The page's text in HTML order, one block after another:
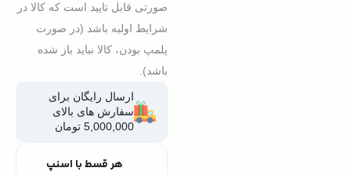
صورتی قابل تایید است که کالا در
شرایط اولیه باشد (در صورت
پلمپ بودن، کالا نباید باز شده
باشد).
ارسال رایگان برای
سفارش های بالای
5,000,000 تومان
هر قسط با اسنپ